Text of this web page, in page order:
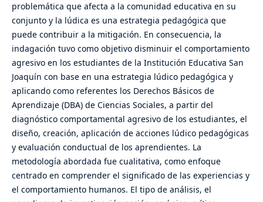
problemática que afecta a la comunidad educativa en su
conjunto y la lúdica es una estrategia pedagógica que
puede contribuir a la mitigación. En consecuencia, la
indagación tuvo como objetivo disminuir el comportamiento
agresivo en los estudiantes de la Institución Educativa San
Joaquín con base en una estrategia lúdico pedagógica y
aplicando como referentes los Derechos Básicos de
Aprendizaje (DBA) de Ciencias Sociales, a partir del
diagnóstico comportamental agresivo de los estudiantes, el
diseño, creación, aplicación de acciones lúdico pedagógicas
y evaluación conductual de los aprendientes. La
metodología abordada fue cualitativa, como enfoque
centrado en comprender el significado de las experiencias y
el comportamiento humanos. El tipo de análisis, el